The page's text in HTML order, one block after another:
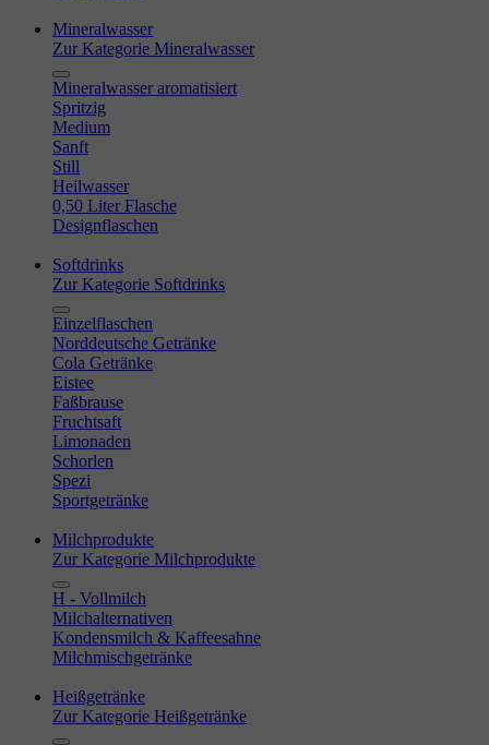
Mineralwasser
Zur Kategorie Mineralwasser
Mineralwasser aromatisiert
Spritzig
Medium
Sanft
Still
Heilwasser
0,50 Liter Flasche
Designflaschen
Softdrinks
Zur Kategorie Softdrinks
Einzelflaschen
Norddeutsche Getränke
Cola Getränke
Eistee
Faßbrause
Fruchtsaft
Limonaden
Schorlen
Spezi
Sportgetränke
Milchprodukte
Zur Kategorie Milchprodukte
H - Vollmilch
Milchalternativen
Kondensmilch & Kaffeesahne
Milchmischgetränke
Heißgetränke
Zur Kategorie Heißgetränke